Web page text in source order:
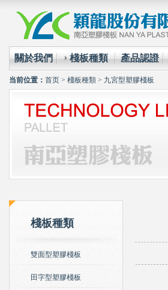
關於我們 棧板種類 產品認證
当前位置： 首页 > 棧板種類 > 九宮型塑膠棧板
棧板種類
雙面型塑膠棧板
田字型塑膠棧板